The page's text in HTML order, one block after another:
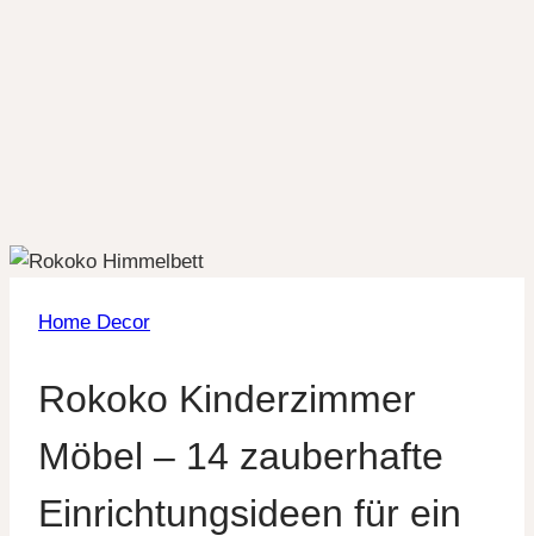
Home Decor
Rokoko Kinderzimmer
Möbel – 14 zauberhafte
Einrichtungsideen für ein